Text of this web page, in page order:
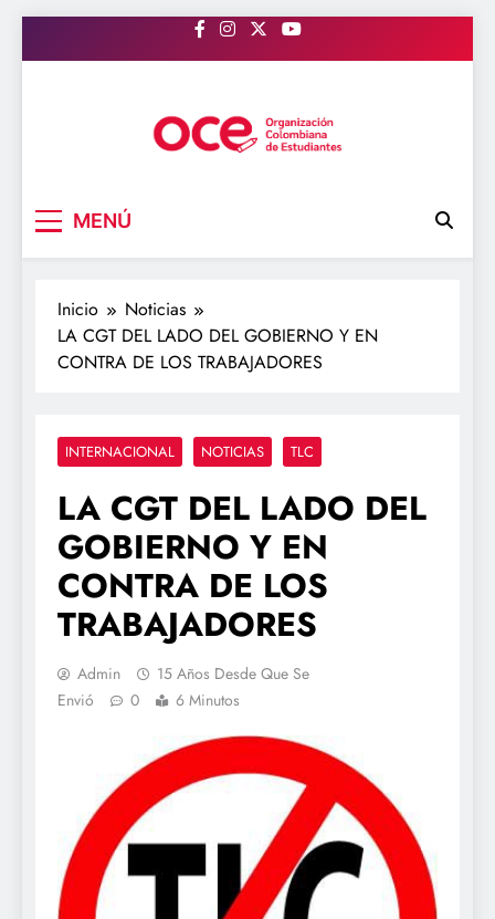
al
MENÚ
Inicio
Noticias
LA CGT DEL LADO DEL GOBIERNO Y EN
CONTRA DE LOS TRABAJADORES
INTERNACIONAL NOTICIAS TLC
LA CGT DEL LADO DEL
GOBIERNO Y EN
CONTRA DE LOS
TRABAJADORES
Admin
15 Años Desde Que Se
Envió
0 6 Minutos